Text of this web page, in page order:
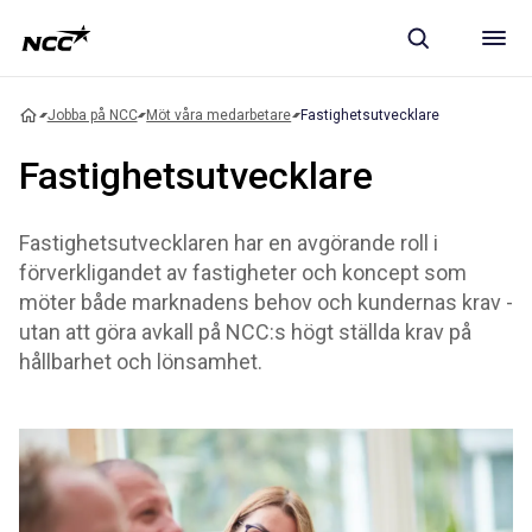
Jobba på NCC Möt våra medarbetare Fastighetsutvecklare
Fastighetsutvecklare
Fastighetsutvecklaren har en avgörande roll i
förverkligandet av fastigheter och koncept som
möter både marknadens behov och kundernas krav -
utan att göra avkall på NCC:s högt ställda krav på
hållbarhet och lönsamhet.